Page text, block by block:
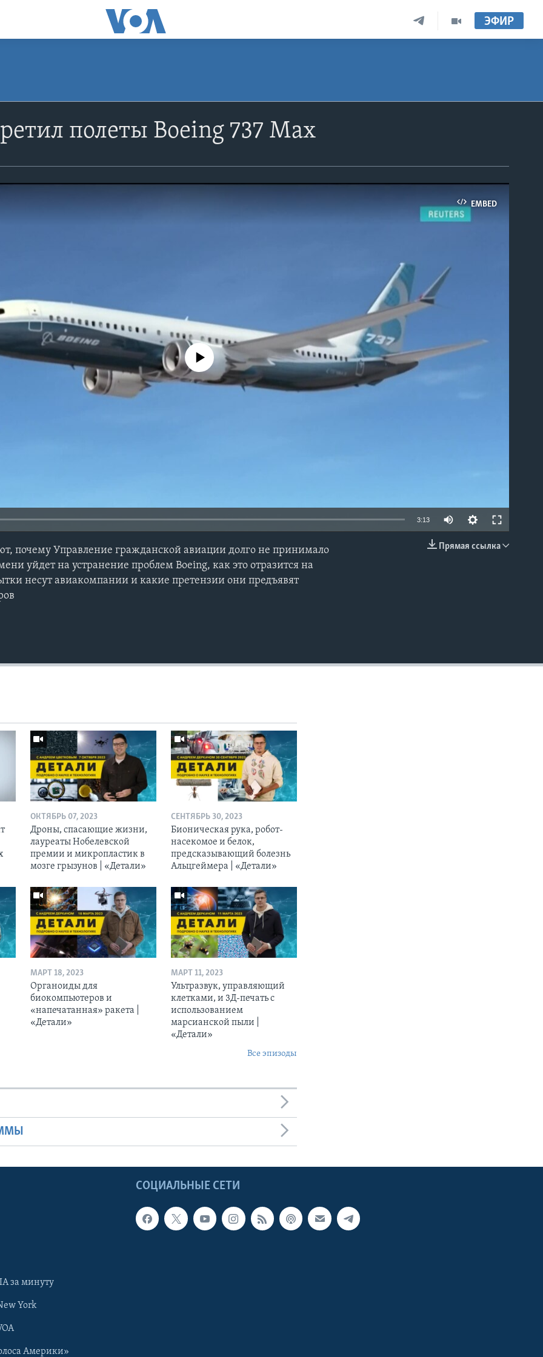
ЭФИР
полеты Boeing 737 Max
EMBED
No media source currently available
3:13
Прямая ссылка
почему Управление гражданской авиации долго не принимало
уйдет на устранение проблем Boeing, как это отразится на
несут авиакомпании и какие претензии они предъявят
ОКТЯБРЬ 07, 2023
Дроны, спасающие жизни,
лауреаты Нобелевской
премии и микропластик в
мозге грызунов | «Детали»
СЕНТЯБРЬ 30, 2023
Бионическая рука, робот-
насекомое и белок,
предсказывающий болезнь
Альцгеймера | «Детали»
МАРТ 18, 2023
Органоиды для
биокомпьютеров и
«напечатанная» ракета |
«Детали»
МАРТ 11, 2023
Ультразвук, управляющий
клетками, и 3Д-печать c
использованием
марсианской пыли |
«Детали»
Все эпизоды
СОЦИАЛЬНЫЕ СЕТИ
за минуту
York
Америки»